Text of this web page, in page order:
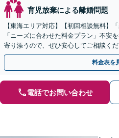
育児放棄による離婚問題
【東海エリア対応】【初回相談無料】
「ニーズに合わせた料金プラン」不安
寄り添うので、ぜひ安心してご相談く
交渉力で、あなたの権利を守ります」
料金表を
電話でお問い合わせ